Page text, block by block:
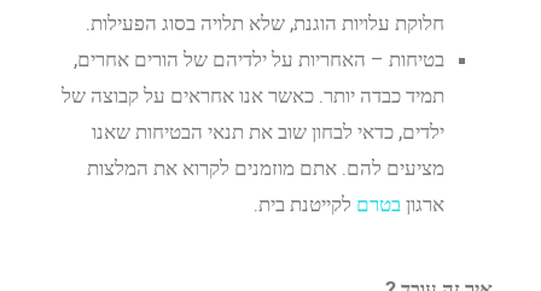
חלוקת עלויות הוגנת, שלא תלויה בסוג הפעילות.
בטיחות – האחריות על ילדיהם של הורים אחרים,
תמיד כבדה יותר. כאשר אנו אחראים על קבוצה של
ילדים, כדאי לבחון שוב את תנאי הבטיחות שאנו
מציעים להם. אתם מוזמנים לקרוא את המלצות
ארגון בטרם לקייטנת בית.